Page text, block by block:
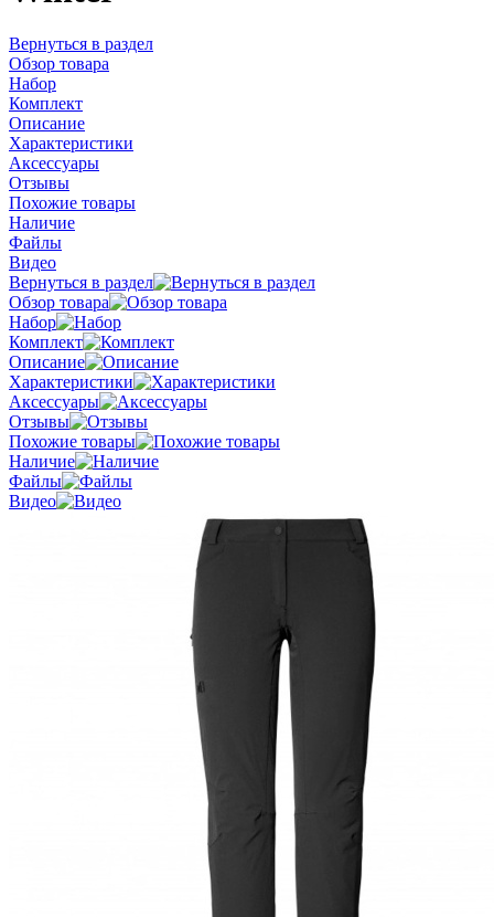
Вернуться в раздел
Обзор товара
Набор
Комплект
Описание
Характеристики
Аксессуары
Отзывы
Похожие товары
Наличие
Файлы
Видео
Вернуться в раздел
Обзор товара
Набор
Комплект
Описание
Характеристики
Аксессуары
Отзывы
Похожие товары
Наличие
Файлы
Видео